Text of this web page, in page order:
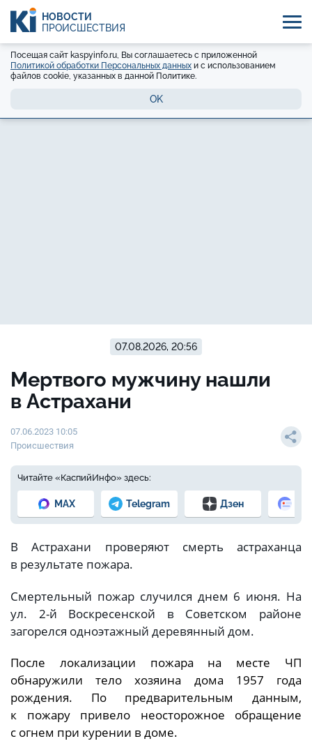
НОВОСТИ
ПРОИСШЕСТВИЯ
Посещая сайт kaspyinfo.ru, Вы соглашаетесь с приложенной
Политикой обработки Персональных данных и с использованием
файлов cookie, указанных в данной Политике.
OK
07.08.2026, 20:56
Мертвого мужчину нашли
в Астрахани
07.06.2023 10:05
Происшествия
Читайте «КаспийИнфо» здесь:
MAX Telegram Дзен
В Астрахани проверяют смерть астраханца
в результате пожара.
Смертельный пожар случился днем 6 июня. На
ул. 2-й Воскресенской в Советском районе
загорелся одноэтажный деревянный дом.
После локализации пожара на месте ЧП
обнаружили тело хозяина дома 1957 года
рождения. По предварительным данным,
к пожару привело неосторожное обращение
с огнем при курении в доме.